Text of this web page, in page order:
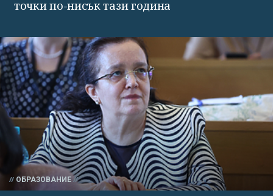
точки по-нисък тази година
ОБРАЗОВАНИЕ